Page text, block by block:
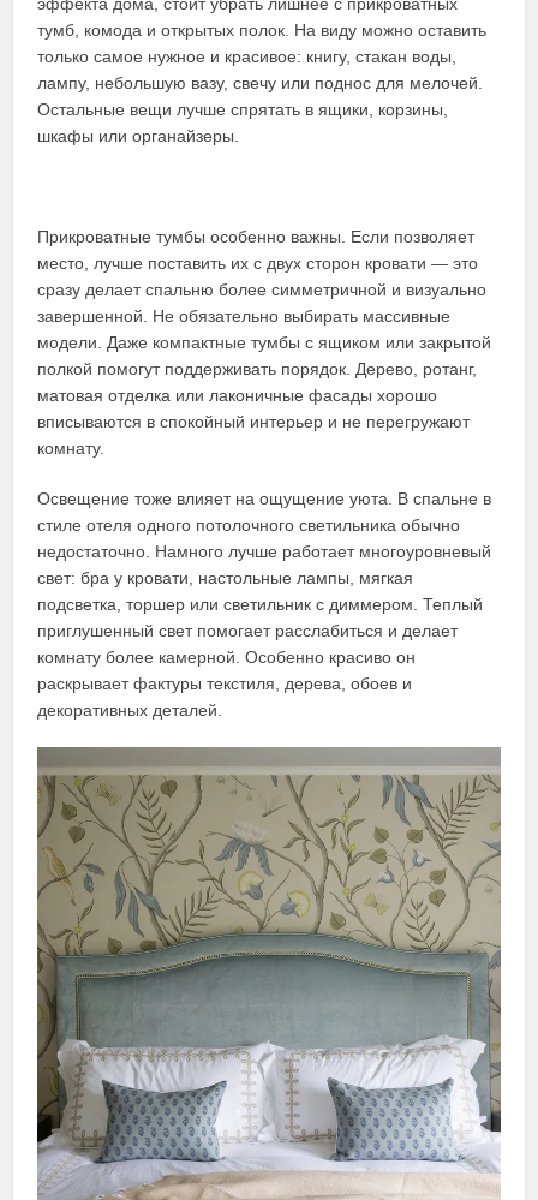
тумб, комода и открытых полок. На виду можно оставить
только самое нужное и красивое: книгу, стакан воды,
лампу, небольшую вазу, свечу или поднос для мелочей.
Остальные вещи лучше спрятать в ящики, корзины,
шкафы или органайзеры.
Прикроватные тумбы особенно важны. Если позволяет
место, лучше поставить их с двух сторон кровати — это
сразу делает спальню более симметричной и визуально
завершенной. Не обязательно выбирать массивные
модели. Даже компактные тумбы с ящиком или закрытой
полкой помогут поддерживать порядок. Дерево, ротанг,
матовая отделка или лаконичные фасады хорошо
вписываются в спокойный интерьер и не перегружают
комнату.
Освещение тоже влияет на ощущение уюта. В спальне в
стиле отеля одного потолочного светильника обычно
недостаточно. Намного лучше работает многоуровневый
свет: бра у кровати, настольные лампы, мягкая
подсветка, торшер или светильник с диммером. Теплый
приглушенный свет помогает расслабиться и делает
комнату более камерной. Особенно красиво он
раскрывает фактуры текстиля, дерева, обоев и
декоративных деталей.